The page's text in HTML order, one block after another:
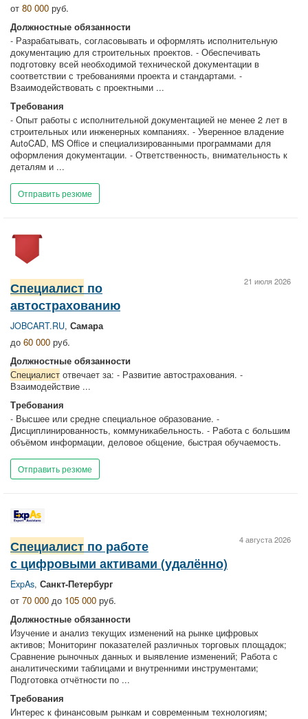
от 80 000 руб.
Должностные обязанности
- Разрабатывать, согласовывать и оформлять исполнительную
документацию для строительных проектов. - Обеспечивать
подготовку всей необходимой технической документации в
соответствии с требованиями проекта и стандартами. -
Взаимодействовать с проектными ...
Требования
- Опыт работы с исполнительной документацией не менее 2 лет в
строительных или инженерных компаниях. - Уверенное владение
AutoCAD, MS Office и специализированными программами для
оформления документации. - Ответственность, внимательность к
деталям и ...
Отправить резюме
21 июля 2026
Специалист по
автострахованию
JOBCART.RU, Самара
до 60 000 руб.
Должностные обязанности
Специалист отвечает за: - Развитие автострахования. -
Взаимодействие ...
Требования
- Высшее или средне специальное образование. -
Дисциплинированность, коммуникабельность. - Работа с большим
объёмом информации, деловое общение, быстрая обучаемость.
Отправить резюме
4 августа 2026
Специалист по работе
с цифровыми активами (удалённо)
ExpAs, Санкт-Петербург
от 70 000 до 105 000 руб.
Должностные обязанности
Изучение и анализ текущих изменений на рынке цифровых
активов; Мониторинг показателей различных торговых площадок;
Сравнение рыночных данных и выявление изменений; Работа с
аналитическими таблицами и внутренними инструментами;
Подготовка отчётности по ...
Требования
Интерес к финансовым рынкам и современным технологиям;